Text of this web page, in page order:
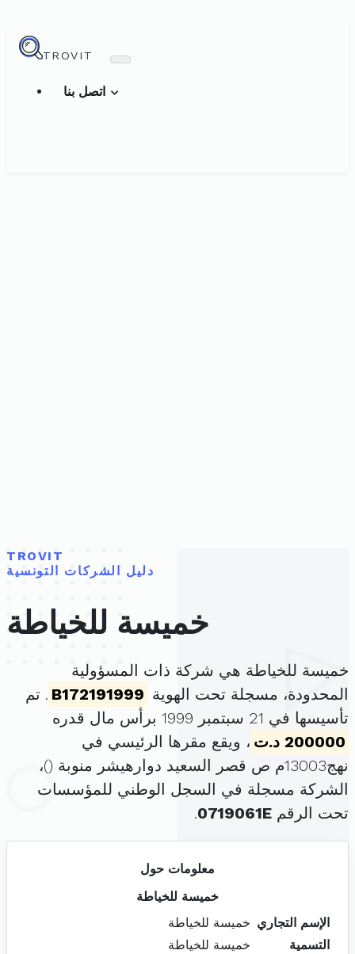
TROVIT
TROVIT
دليل الشركات التونسية
خميسة للخياطة
خميسة للخياطة هي شركة ذات المسؤولية
المحدودة، مسجلة تحت الهوية B172191999 . تم
تأسيسها في 21 سبتمبر 1999 برأس مال قدره
200000 د.ت
، ويقع مقرها الرئيسي في
نهج13003م ص قصر السعيد دوارهيشر منوبة (
)،
الشركة مسجلة في السجل الوطني للمؤسسات
تحت الرقم 0719061E
.
معلومات حول
خميسة للخياطة
الإسم التجاري خميسة للخياطة
التسمية
خميسة للخياطة